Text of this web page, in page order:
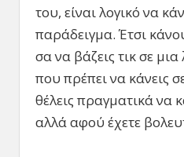
του, είναι λογικό να
παράδειγμα. Έτσι
σα να βάζεις τικ σε
που πρέπει να κάνεις
θέλεις πραγματικά να
αλλά αφού έχετε